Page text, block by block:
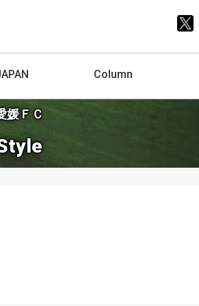
Column
媛ＦＣ